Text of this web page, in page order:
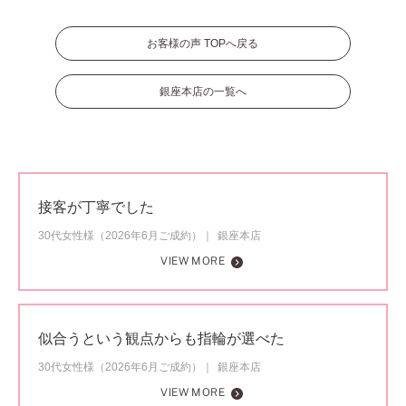
お客様の声 TOPへ戻る
銀座本店の一覧へ
接客が丁寧でした
30代女性様（2026年6月ご成約）
銀座本店
VIEW MORE
似合うという観点からも指輪が選べた
30代女性様（2026年6月ご成約）
銀座本店
VIEW MORE